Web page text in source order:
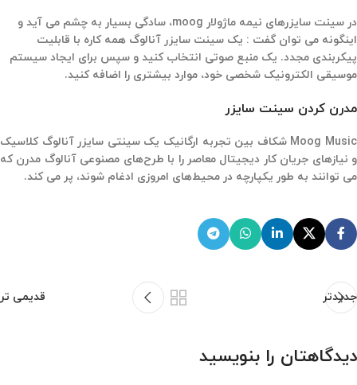
در سینت سایزرهای نیمه ماژولار moog، سادگی بسیار به چشم می آید و
اینگونه می توان گفت : یک سینت سایزر آنالوگ همه کاره با قابلیت
پیکربندی مجدد. یک منبع صوتی انتخاب کنید و سپس برای ایجاد سیستم
موسیقی الکترونیک شخصی خود، موارد بیشتری را اضافه کنید.
مدرن کردن سینت سایزر
Moog Music شکاف بین تجربه ارگانیک یک سینتی سایزر آنالوگ کلاسیک
و نیازهای جریان کار دیجیتال معاصر را با طرح‌های مصنوعی آنالوگ مدرن که
می توانند به طور یکپارچه در محیط‌های امروزی ادغام شوند، پر می کند.
جدیدتر قدیمی تر
دیدگاهتان را بنویسید